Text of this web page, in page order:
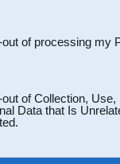
of processing my
of Collection,
Data that Is